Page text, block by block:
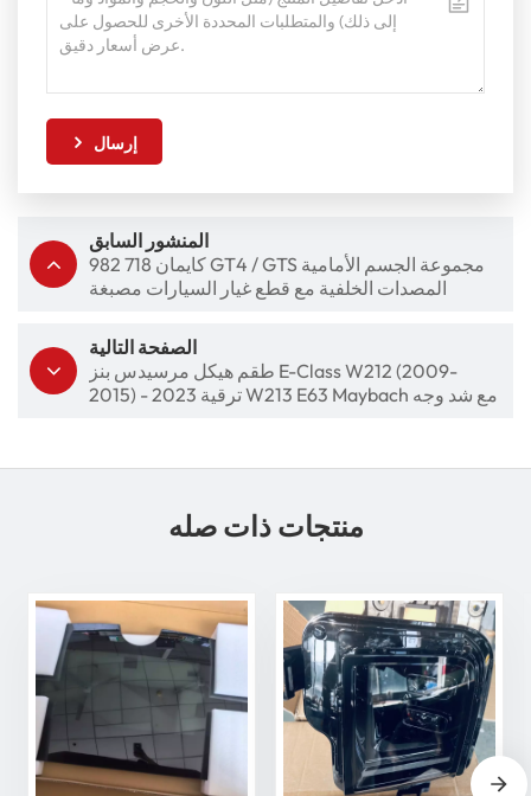
إرسال
المنشور السابق
كايمان 718 982 GT4 / GTS مجموعة الجسم الأمامية
المصدات الخلفية مع قطع غيار السيارات مصبغة
الصفحة التالية
طقم هيكل مرسيدس بنز E-Class W212 (2009-
2015) - ترقية 2023 W213 E63 Maybach مع شد وجه
منتجات ذات صله